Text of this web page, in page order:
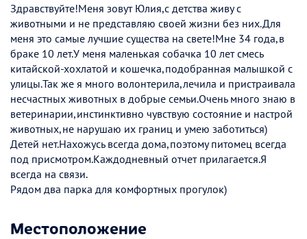
Здравствуйте!Меня зовут Юлия,с детства живу с
животными и не представляю своей жизни без них.Для
меня это самые лучшие существа на свете!Мне 34 года,в
браке 10 лет.У меня маленькая собачка 10 лет смесь
китайской-хохлатой и кошечка,подобранная малышкой с
улицы.Так же я много волонтерила,лечила и пристраивала
несчастных животных в добрые семьи.Очень много знаю в
ветеринарии,инстинктивно чувствую состояние и настрой
животных,не нарушаю их границ и умею заботиться)
Детей нет.Нахожусь всегда дома,поэтому питомец всегда
под присмотром.Каждодневный отчет прилагается.Я
всегда на связи.
Рядом два парка для комфортных прогулок)
Местоположение